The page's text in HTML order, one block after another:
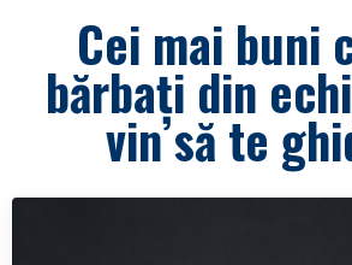
Cei mai buni
bărbați din
vin să te